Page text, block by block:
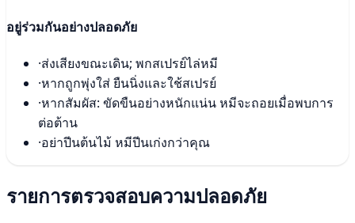
อยู่ร่วมกันอย่างปลอดภัย
·ส่งเสียงขณะเดิน; พกสเปรย์ไล่หมี
·หากถูกพุ่งใส่ ยืนนิ่งและใช้สเปรย์
·หากสัมผัส: ขัดขืนอย่างหนักแน่น หมีจะถอยเมื่อพบการ
ต่อต้าน
·อย่าปีนต้นไม้ หมีปีนเก่งกว่าคุณ
รายการตรวจสอบความปลอดภัย